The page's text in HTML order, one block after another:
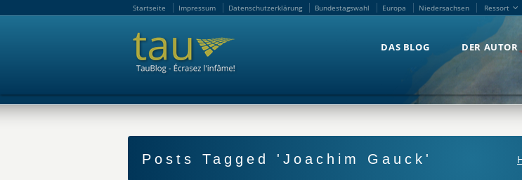
Startseite Impressum Datenschutzerklärung Bundestagswahl Europa Niedersachsen Ressort
DAS BLOG DER AUTOR
Posts Tagged 'Joachim Gauck'
Startseite Impressum Datenschutzerklärung Bundestagswahl Europa Niedersachsen Ressort
DAS BLOG DER AUTOR